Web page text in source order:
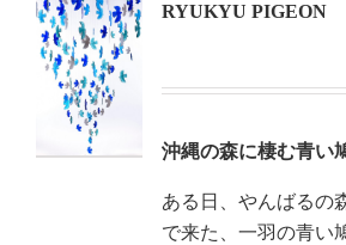
RYUKYU PIGEON
沖縄の森に棲む青い
ある日、やんばるの
で来た、一羽の青い